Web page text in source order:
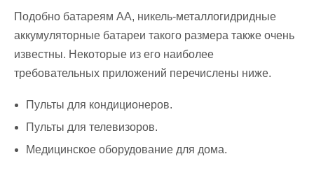
Подобно батареям AA, никель-металлогидридные
аккумуляторные батареи такого размера также очень
известны. Некоторые из его наиболее
требовательных приложений перечислены ниже.
Пульты для кондиционеров.
Пульты для телевизоров.
Медицинское оборудование для дома.